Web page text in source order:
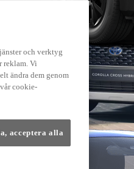
och verktyg
reklam. Vi
ändra dem genom
cookie-
acceptera alla